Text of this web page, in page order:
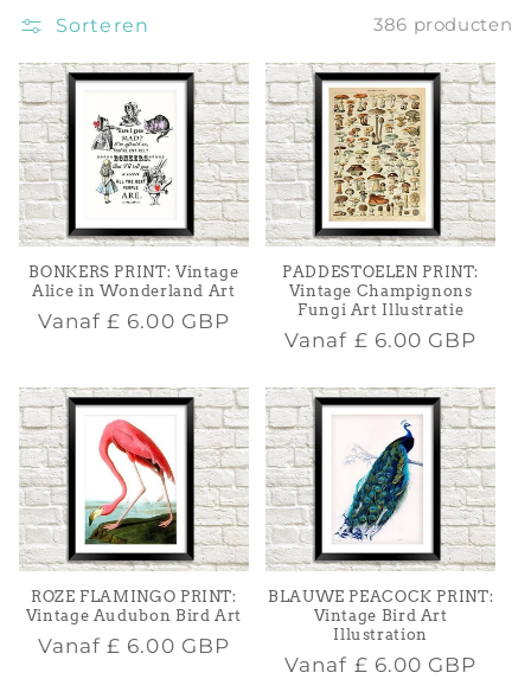
e
:
Sorteren 386 producten
BONKERS PRINT: Vintage
Alice in Wonderland Art
Normale
Vanaf£ 6.00 GBP
PADDESTOELEN PRINT:
Vintage Champignons
Fungi Art Illustratie
Normale
Vanaf £ 6.00 GBP
ROZE FLAMINGO PRINT:
Vintage Audubon Bird Art
Normale
Vanaf£ 6.00 GBP
BLAUWE PEACOCK PRINT:
Vintage Bird Art
Illustration
Normale
Vanaf £ 6.00 GBP